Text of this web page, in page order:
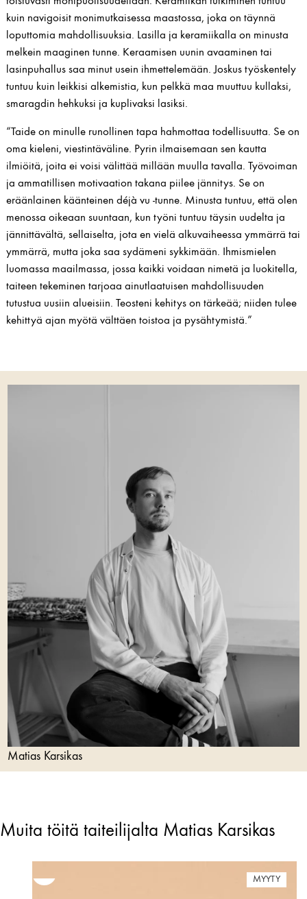
kuin navigoisit monimutkaisessa maastossa, joka on täynnä
loputtomia mahdollisuuksia. Lasilla ja keramiikalla on minusta
melkein maaginen tunne. Keraamisen uunin avaaminen tai
lasinpuhallus saa minut usein ihmettelemään. Joskus työskentely
tuntuu kuin leikkisi alkemistia, kun pelkkä maa muuttuu kullaksi,
smaragdin hehkuksi ja kuplivaksi lasiksi.
“Taide on minulle runollinen tapa hahmottaa todellisuutta. Se on
oma kieleni, viestintäväline. Pyrin ilmaisemaan sen kautta
ilmiöitä, joita ei voisi välittää millään muulla tavalla. Työvoiman
ja ammatillisen motivaation takana piilee jännitys. Se on
eräänlainen käänteinen déjà vu -tunne. Minusta tuntuu, että olen
menossa oikeaan suuntaan, kun työni tuntuu täysin uudelta ja
jännittävältä, sellaiselta, jota en vielä alkuvaiheessa ymmärrä tai
ymmärrä, mutta joka saa sydämeni sykkimään. Ihmismielen
luomassa maailmassa, jossa kaikki voidaan nimetä ja luokitella,
taiteen tekeminen tarjoaa ainutlaatuisen mahdollisuuden
tutustua uusiin alueisiin. Teosteni kehitys on tärkeää; niiden tulee
kehittyä ajan myötä välttäen toistoa ja pysähtymistä.”
Matias Karsikas
Muita töitä taiteilijalta Matias Karsikas
MYYTY